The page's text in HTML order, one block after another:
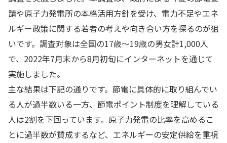
請や原子力発電所の本格活用方針を受け、電力不足やエネ
ルギー政策に関する若者の考えや向き合い方を探るのが狙
いです。調査対象は全国の17歳～19歳の男女計1,000人
で、2022年7月末から8月初旬にインターネットを通じて
実施しました。
主な結果は下記の通りです。節電に具体的に取り組んでい
る人が過半数いる一方、節電ポイント制度を理解している
人は2割を下回っています。原子力発電の比率を高めるこ
とに過半数が賛成するなど、エネルギーの安定供給を重視